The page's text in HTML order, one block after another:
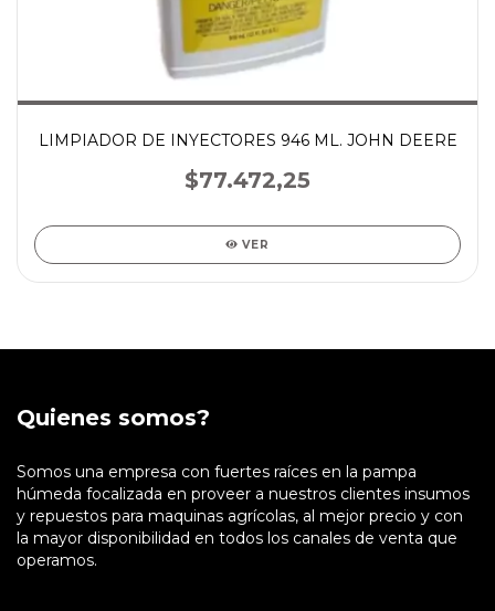
LIMPIADOR DE INYECTORES 946 ML. JOHN DEERE
$77.472,25
VER
Quienes somos?
Somos una empresa con fuertes raíces en la pampa
húmeda focalizada en proveer a nuestros clientes insumos
y repuestos para maquinas agrícolas, al mejor precio y con
la mayor disponibilidad en todos los canales de venta que
operamos.